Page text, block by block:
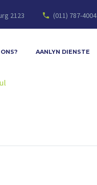
2123 (011) 787-4004
AANLYN DIENSTE